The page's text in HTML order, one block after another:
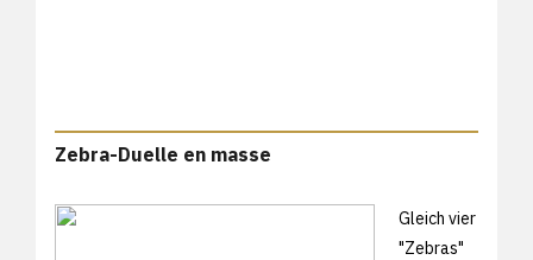
Zebra-Duelle en masse
Gleich vier
"Zebras"